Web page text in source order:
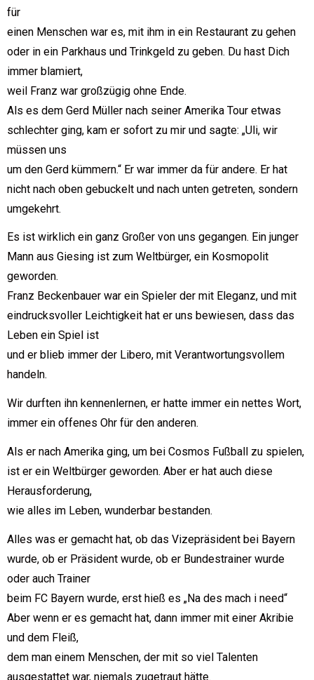
für
einen Menschen war es, mit ihm in ein Restaurant zu gehen
oder in ein Parkhaus und Trinkgeld zu geben. Du hast Dich
immer blamiert,
weil Franz war großzügig ohne Ende.
Als es dem Gerd Müller nach seiner Amerika Tour etwas
schlechter ging, kam er sofort zu mir und sagte: „Uli, wir
müssen uns
um den Gerd kümmern.“ Er war immer da für andere. Er hat
nicht nach oben gebuckelt und nach unten getreten, sondern
umgekehrt.
Es ist wirklich ein ganz Großer von uns gegangen. Ein junger
Mann aus Giesing ist zum Weltbürger, ein Kosmopolit
geworden.
Franz Beckenbauer war ein Spieler der mit Eleganz, und mit
eindrucksvoller Leichtigkeit hat er uns bewiesen, dass das
Leben ein Spiel ist
und er blieb immer der Libero, mit Verantwortungsvollem
handeln.
Wir durften ihn kennenlernen, er hatte immer ein nettes Wort,
immer ein offenes Ohr für den anderen.
Als er nach Amerika ging, um bei Cosmos Fußball zu spielen,
ist er ein Weltbürger geworden. Aber er hat auch diese
Herausforderung,
wie alles im Leben, wunderbar bestanden.
Alles was er gemacht hat, ob das Vizepräsident bei Bayern
wurde, ob er Präsident wurde, ob er Bundestrainer wurde
oder auch Trainer
beim FC Bayern wurde, erst hieß es „Na des mach i need“
Aber wenn er es gemacht hat, dann immer mit einer Akribie
und dem Fleiß,
dem man einem Menschen, der mit so viel Talenten
ausgestattet war, niemals zugetraut hätte.